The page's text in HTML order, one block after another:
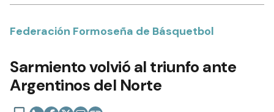
Federación Formoseña de Básquetbol
Sarmiento volvió al triunfo ante
Argentinos del Norte